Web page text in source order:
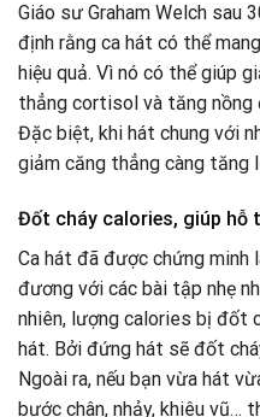
Giáo sư Graham Welch sau
định rằng ca hát có thể
hiệu quả. Vì nó có thể giúp
thẳng cortisol và tăng nồng
Đặc biệt, khi hát chung với
giảm căng thẳng càng tăng
Đốt cháy calories, giúp hỗ
Ca hát đã được chứng
đương với các bài tập nhẹ
nhiên, lượng calories bị đốt
hát. Bởi đứng hát sẽ đốt
Ngoài ra, nếu bạn vừa hát
bước chân, nhảy, khiêu vũ…